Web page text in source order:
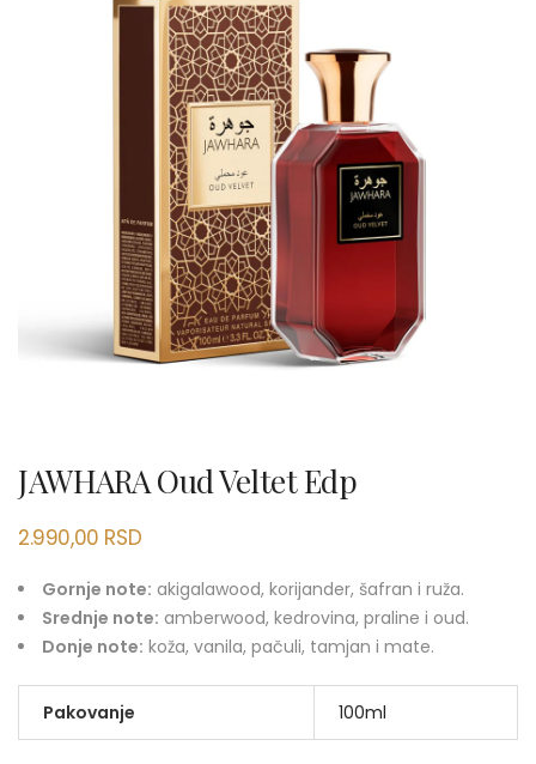
JAWHARA Oud Veltet Edp
2.990,00 RSD
Gornje note: akigalawood, korijander, šafran i ruža.
Srednje note: amberwood, kedrovina, praline i oud.
Donje note: koža, vanila, pačuli, tamjan i mate.
Pakovanje 100ml